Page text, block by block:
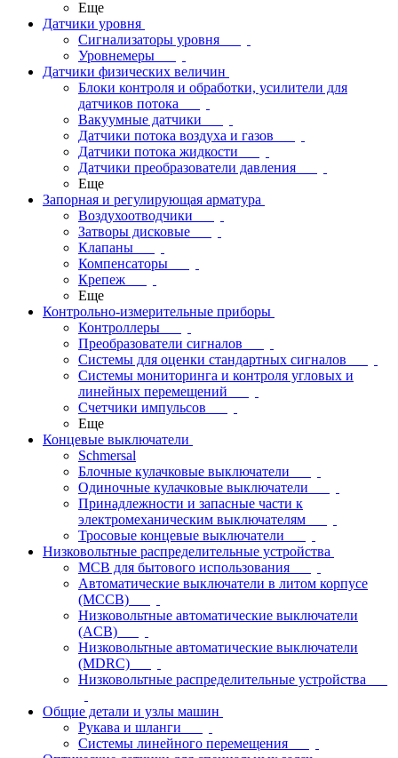
Еще
Датчики уровня
Сигнализаторы уровня
Уровнемеры
Датчики физических величин
Блоки контроля и обработки, усилители для
датчиков потока
Вакуумные датчики
Датчики потока воздуха и газов
Датчики потока жидкости
Датчики преобразователи давления
Еще
Запорная и регулирующая арматура
Воздухоотводчики
Затворы дисковые
Клапаны
Компенсаторы
Крепеж
Еще
Контрольно-измерительные приборы
Контроллеры
Преобразователи сигналов
Системы для оценки стандартных сигналов
Системы мониторинга и контроля угловых и
линейных перемещений
Счетчики импульсов
Еще
Концевые выключатели
Schmersal
Блочные кулачковые выключатели
Одиночные кулачковые выключатели
Принадлежности и запасные части к
электромеханическим выключателям
Тросовые концевые выключатели
Низковольтные распределительные устройства
MCB для бытового использования
Автоматические выключатели в литом корпусе
(MCCB)
Низковольтные автоматические выключатели
(ACB)
Низковольтные автоматические выключатели
(MDRC)
Низковольтные распределительные устройства
Общие детали и узлы машин
Рукава и шланги
Системы линейного перемещения